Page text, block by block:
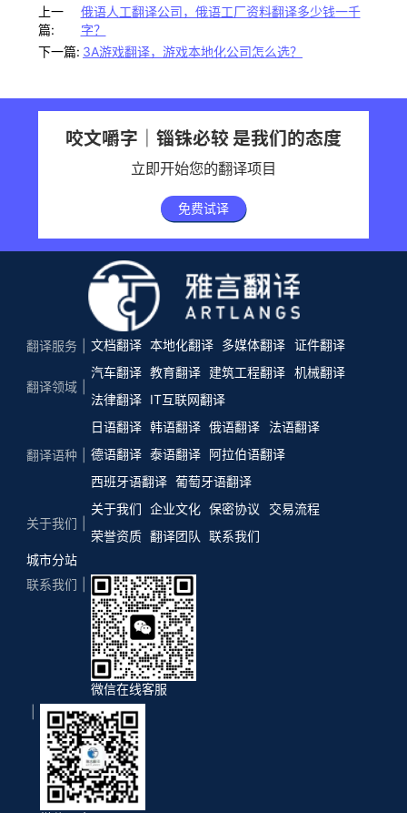
上一
篇:
俄语人工翻译公司，俄语工厂资料翻译多少钱一千
字？
下一篇: 3A游戏翻译，游戏本地化公司怎么选？
咬文嚼字｜锱铢必较 是我们的态度
立即开始您的翻译项目
免费试译
翻译服务 文档翻译 本地化翻译 多媒体翻译 证件翻译
翻译领域
汽车翻译 教育翻译 建筑工程翻译 机械翻译
法律翻译
IT互联网翻译
翻译语种
日语翻译 韩语翻译 俄语翻译
法语翻译
德语翻译 泰语翻译 阿拉伯语翻译
西班牙语翻译 葡萄牙语翻译
关于我们
关于我们 企业文化 保密协议
交易流程
荣誉资质 翻译团队
联系我们
城市分站
联系我们
微信在线客服